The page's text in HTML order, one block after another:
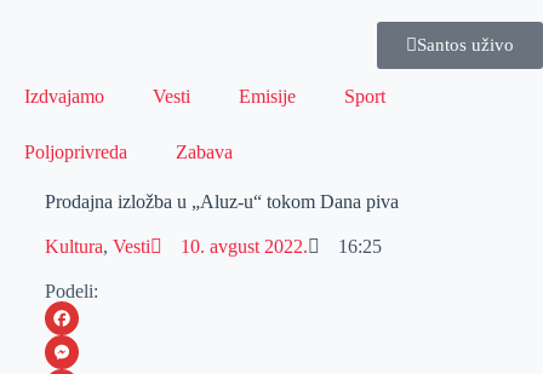
Santos uživo
Izdvajamo Vesti Emisije Sport
Poljoprivreda Zabava
Prodajna izložba u „Aluz-u“ tokom Dana piva
Kultura, Vesti 10. avgust 2022. 16:25
Podeli:
F